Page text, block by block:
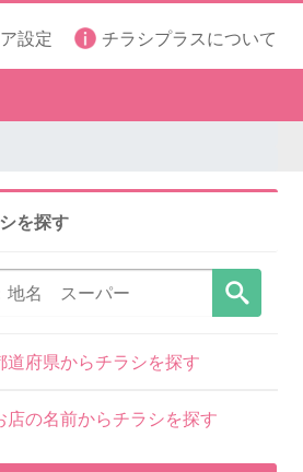
設定 チラシプラスについて
を探す
道府県からチラシを探す
店の名前からチラシを探す